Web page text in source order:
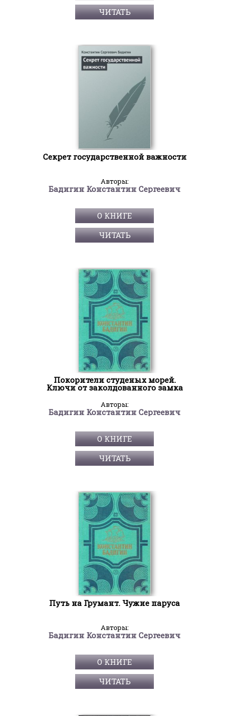
ЧИТАТЬ
Секрет государственной важности
Авторы:
Бадигин Константин Сергеевич
О КНИГЕ
ЧИТАТЬ
Покорители студеных морей.
Ключи от заколдованного замка
Авторы:
Бадигин Константин Сергеевич
О КНИГЕ
ЧИТАТЬ
Путь на Грумант. Чужие паруса
Авторы:
Бадигин Константин Сергеевич
О КНИГЕ
ЧИТАТЬ